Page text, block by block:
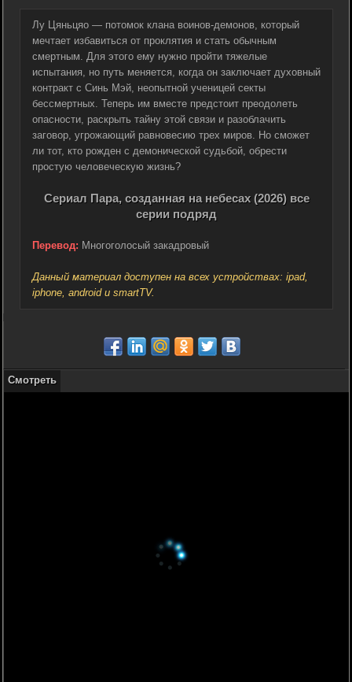
Лу Цяньцяо — потомок клана воинов-демонов, который
мечтает избавиться от проклятия и стать обычным
смертным. Для этого ему нужно пройти тяжелые
испытания, но путь меняется, когда он заключает духовный
контракт с Синь Мэй, неопытной ученицей секты
бессмертных. Теперь им вместе предстоит преодолеть
опасности, раскрыть тайну этой связи и разоблачить
заговор, угрожающий равновесию трех миров. Но сможет
ли тот, кто рожден с демонической судьбой, обрести
простую человеческую жизнь?
Сериал Пара, созданная на небесах (2026) все
серии подряд
Перевод: Многоголосый закадровый
Данный материал доступен на всех устройствах: ipad,
iphone, android и smartTV.
Смотреть